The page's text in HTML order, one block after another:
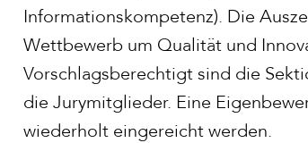
Informationskompetenz). Die
Wettbewerb um Qualität und
Vorschlagsberechtigt sind die
die Jurymitglieder. Eine
wiederholt eingereicht werden.